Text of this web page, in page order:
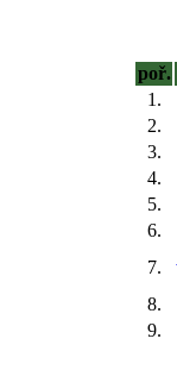
poř.
1.
2.
3.
4.
5.
6.
7.
8.
9.